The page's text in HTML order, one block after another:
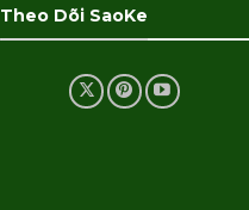
Theo Dõi SaoKe